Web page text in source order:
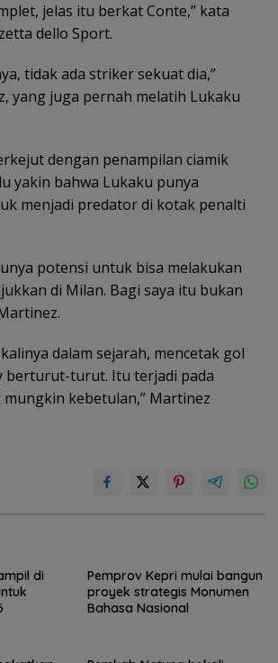
jelas itu berkat Conte,” kata
dello Sport.
tidak ada striker sekuat dia,”
yang juga pernah melatih Lukaku
dengan penampilan ciamik
yakin bahwa Lukaku punya
menjadi predator di kotak penalti
potensi untuk bisa melakukan
di Milan. Bagi saya itu bukan
dalam sejarah, mencetak gol
berturut-turut. Itu terjadi pada
kebetulan,” Martinez
di
Pemprov Kepri mulai bangun
proyek strategis Monumen
Bahasa Nasional